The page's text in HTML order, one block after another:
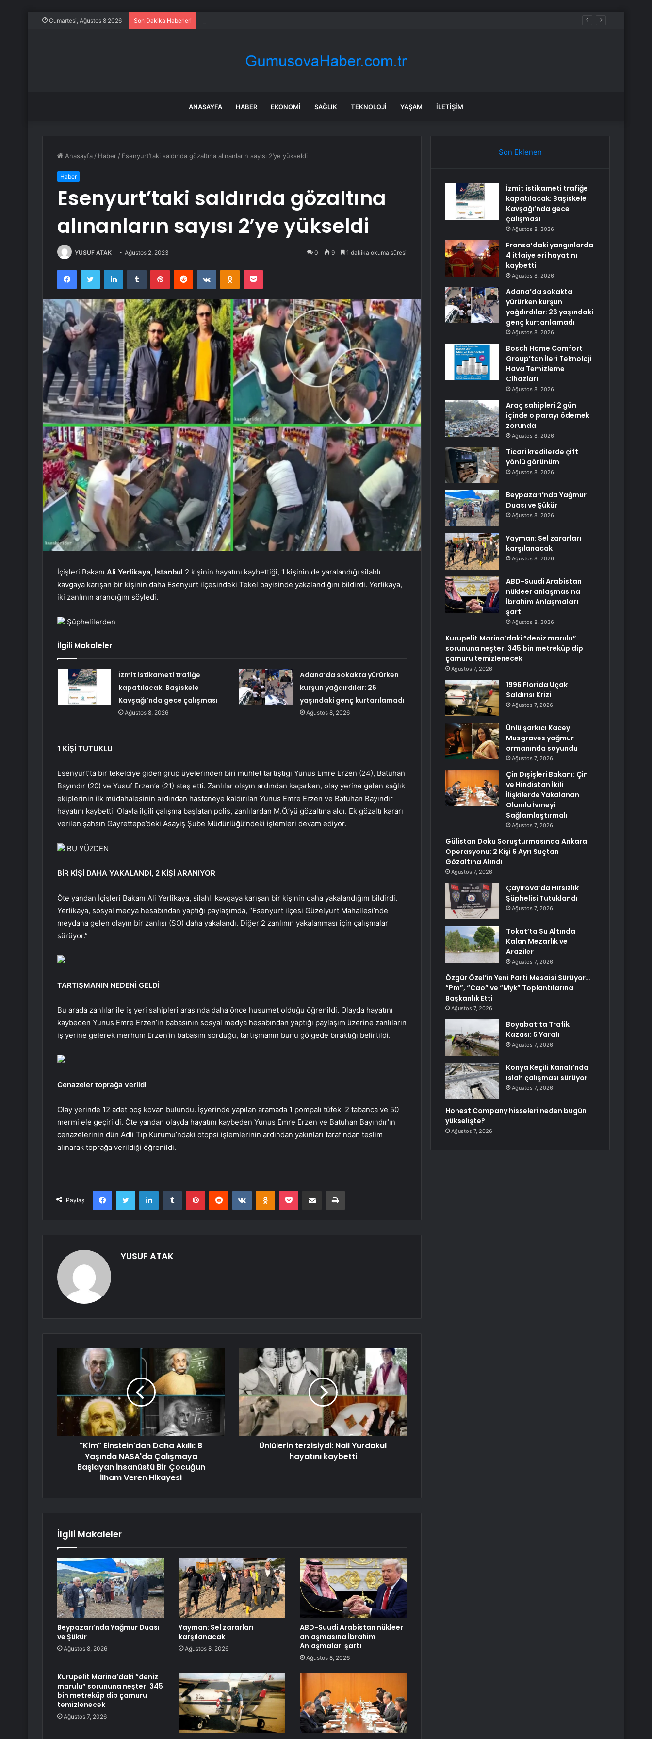
Cumartesi, Ağustos 8 2026 Son Dakika Haberleri Fransa’daki yangınlarda 4 itfaiye eri hayatını kaybetti
ANASAYFA HABER EKONOMI SAĞLIK TEKNOLOJI YAŞAM İLETIŞIM
Anasayfa / Haber / Esenyurt’taki saldırıda gözaltına alınanların sayısı 2’ye yükseldi
Haber
Esenyurt’taki saldırıda gözaltına
alınanların sayısı 2’ye yükseldi
YUSUF ATAK Ağustos 2, 2023 0 9 1 dakika okuma süresi
FacebookTwitter LinkedInTumblr PinterestReddit VKontakteOdnoklassniki
Pocket
İçişleri Bakanı Ali Yerlikaya, İstanbul 2 kişinin hayatını kaybettiği, 1 kişinin de yaralandığı silahlı
kavgaya karışan bir kişinin daha Esenyurt ilçesindeki Tekel bayisinde yakalandığını bildirdi. Yerlikaya,
iki zanlının arandığını söyledi.
Şüphelilerden
İlgili Makaleler
İzmit istikameti trafiğe
kapatılacak: Başiskele
Kavşağı’nda gece çalışması
Ağustos 8, 2026
Adana’da sokakta yürürken
kurşun yağdırdılar: 26
yaşındaki genç kurtarılamadı
Ağustos 8, 2026
1 KİŞİ TUTUKLU
Esenyurt’ta bir tekelciye giden grup üyelerinden biri mühlet tartıştığı Yunus Emre Erzen (24), Batuhan
Bayındır (20) ve Yusuf Erzen’e (21) ateş etti. Zanlılar olayın ardından kaçarken, olay yerine gelen sağlık
ekiplerinin ilk müdahalesinin ardından hastaneye kaldırılan Yunus Emre Erzen ve Batuhan Bayındır
hayatını kaybetti. Olayla ilgili çalışma başlatan polis, zanlılardan M.Ö.’yü gözaltına aldı. Ek gözaltı kararı
verilen şahsın Gayrettepe’deki Asayiş Şube Müdürlüğü’ndeki işlemleri devam ediyor.
BU YÜZDEN
BİR KİŞİ DAHA YAKALANDI, 2 KİŞİ ARANIYOR
Öte yandan İçişleri Bakanı Ali Yerlikaya, silahlı kavgaya karışan bir kişinin daha yakalandığını bildirdi.
Yerlikaya, sosyal medya hesabından yaptığı paylaşımda, “Esenyurt ilçesi Güzelyurt Mahallesi’nde
meydana gelen olayın bir zanlısı (SO) daha yakalandı. Diğer 2 zanlının yakalanması için çalışmalar
sürüyor.”
TARTIŞMANIN NEDENİ GELDİ
Bu arada zanlılar ile iş yeri sahipleri arasında daha önce husumet olduğu öğrenildi. Olayda hayatını
kaybeden Yunus Emre Erzen’in babasının sosyal medya hesabından yaptığı paylaşım üzerine zanlıların
iş yerine gelerek merhum Erzen’in babasını sorduğu, tartışmanın bunu gölgede bıraktığı belirtildi.
Cenazeler toprağa verildi
Olay yerinde 12 adet boş kovan bulundu. İşyerinde yapılan aramada 1 pompalı tüfek, 2 tabanca ve 50
mermi ele geçirildi. Öte yandan olayda hayatını kaybeden Yunus Emre Erzen ve Batuhan Bayındır’ın
cenazelerinin dün Adli Tıp Kurumu’ndaki otopsi işlemlerinin ardından yakınları tarafından teslim
alınarak toprağa verildiği öğrenildi.
Paylaş
FacebookTwitter LinkedInTumblr PinterestReddit VKontakteOdnoklassniki
Pocket E-Posta ile paylaş Yazdır
YUSUF ATAK
"Kim" Einstein'dan Daha Akıllı: 8
Yaşında NASA'da Çalışmaya
Başlayan İnsanüstü Bir Çocuğun
İlham Veren Hikayesi
Ünlülerin terzisiydi: Nail Yurdakul
hayatını kaybetti
İlgili Makaleler
Beypazarı’nda Yağmur Duası
ve Şükür
Ağustos 8, 2026
Yayman: Sel zararları
karşılanacak
Ağustos 8, 2026
ABD-Suudi Arabistan nükleer
anlaşmasına İbrahim
Anlaşmaları şartı
Ağustos 8, 2026
Kurupelit Marina’daki “deniz
marulu” sorununa neşter: 345
bin metreküp dip çamuru
temizlenecek
Ağustos 7, 2026
Son Eklenen
İzmit istikameti trafiğe
kapatılacak: Başiskele
Kavşağı’nda gece
çalışması
Ağustos 8, 2026
Fransa’daki yangınlarda
4 itfaiye eri hayatını
kaybetti
Ağustos 8, 2026
Adana’da sokakta
yürürken kurşun
yağdırdılar: 26 yaşındaki
genç kurtarılamadı
Ağustos 8, 2026
Bosch Home Comfort
Group’tan İleri Teknoloji
Hava Temizleme
Cihazları
Ağustos 8, 2026
Araç sahipleri 2 gün
içinde o parayı ödemek
zorunda
Ağustos 8, 2026
Ticari kredilerde çift
yönlü görünüm
Ağustos 8, 2026
Beypazarı’nda Yağmur
Duası ve Şükür
Ağustos 8, 2026
Yayman: Sel zararları
karşılanacak
Ağustos 8, 2026
ABD-Suudi Arabistan
nükleer anlaşmasına
İbrahim Anlaşmaları
şartı
Ağustos 8, 2026
Kurupelit Marina’daki “deniz marulu”
sorununa neşter: 345 bin metreküp dip
çamuru temizlenecek
Ağustos 7, 2026
1996 Florida Uçak
Saldırısı Krizi
Ağustos 7, 2026
Ünlü şarkıcı Kacey
Musgraves yağmur
ormanında soyundu
Ağustos 7, 2026
Çin Dışişleri Bakanı: Çin
ve Hindistan İkili
İlişkilerde Yakalanan
Olumlu İvmeyi
Sağlamlaştırmalı
Ağustos 7, 2026
Gülistan Doku Soruşturmasında Ankara
Operasyonu: 2 Kişi 6 Ayrı Suçtan
Gözaltına Alındı
Ağustos 7, 2026
Çayırova’da Hırsızlık
Şüphelisi Tutuklandı
Ağustos 7, 2026
Tokat’ta Su Altında
Kalan Mezarlık ve
Araziler
Ağustos 7, 2026
Özgür Özel’in Yeni Parti Mesaisi Sürüyor…
“Pm”, “Cao” ve “Myk” Toplantılarına
Başkanlık Etti
Ağustos 7, 2026
Boyabat’ta Trafik
Kazası: 5 Yaralı
Ağustos 7, 2026
Konya Keçili Kanalı’nda
ıslah çalışması sürüyor
Ağustos 7, 2026
Honest Company hisseleri neden bugün
yükselişte?
Ağustos 7, 2026